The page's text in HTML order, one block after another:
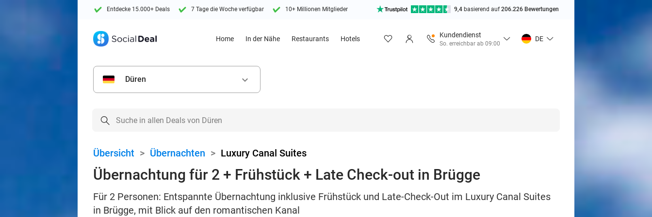
Entdecke 15.000+ Deals 7 Tage die Woche verfügbar 10+ Millionen Mitglieder 9,4 basierend auf206.226 Bewertungen
Home In der Nähe Restaurants Hotels
Kundendienst
So. erreichbar ab 09:00
DE
Düren keyboard_arrow_down
Übersicht > Übernachten > Luxury Canal Suites
Übernachtung für 2 + Frühstück + Late Check-out in Brügge
Für 2 Personen: Entspannte Übernachtung inklusive Frühstück und Late-Check-Out im Luxury Canal Suites
in Brügge, mit Blick auf den romantischen Kanal